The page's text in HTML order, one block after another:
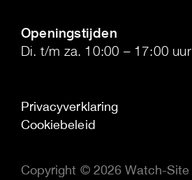
Openingstijden
Di. t/m za. 10:00 – 17:00 uur
Privacyverklaring
Cookiebeleid
Copyright © 2026 Watch-Site